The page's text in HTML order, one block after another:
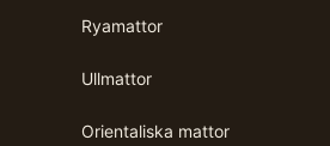
Ryamattor
Ullmattor
Orientaliska mattor